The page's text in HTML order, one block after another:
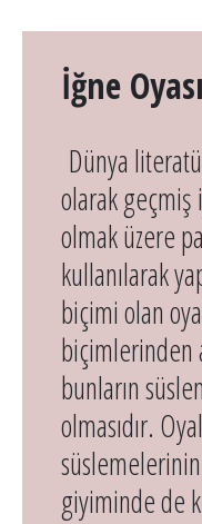
İğne Oyası
Dünya
olarak geçmiş
olmak üzere
kullanılarak
biçimi olan
biçimlerinden
bunların
olmasıdır.
süslemelerinin
giyiminde de